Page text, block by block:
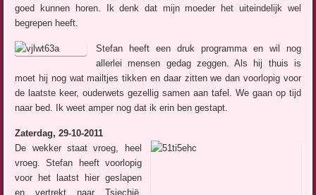
goed kunnen horen. Ik denk dat mijn moeder het uiteindelijk wel
begrepen heeft.
Stefan heeft een druk programma en wil nog
allerlei mensen gedag zeggen. Als hij thuis is
moet hij nog wat mailtjes tikken en daar zitten we dan voorlopig voor
de laatste keer, ouderwets gezellig samen aan tafel. We gaan op tijd
naar bed. Ik weet amper nog dat ik erin ben gestapt.
Zaterdag, 29-10-2011
De wekker staat vroeg, heel
vroeg. Stefan heeft voorlopig
voor het laatst hier geslapen
en vertrekt naar Tsjechië.